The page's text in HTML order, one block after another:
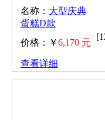
名称： 大型庆典
蛋糕D款
价格：￥6,170 元
查看详细